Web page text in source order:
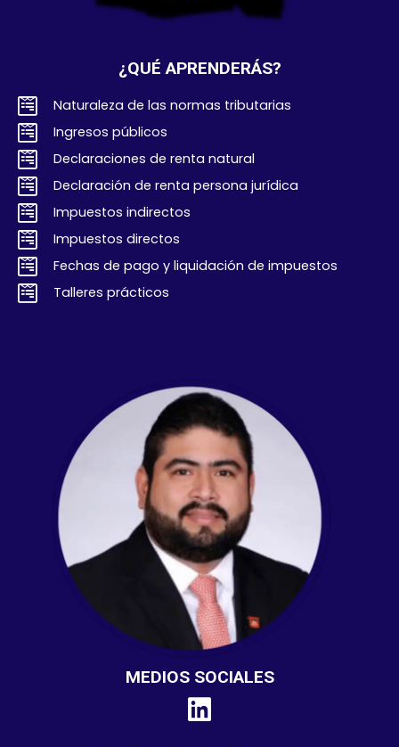
¿QUÉ APRENDERÁS?
Naturaleza de las normas tributarias
Ingresos públicos
Declaraciones de renta natural
Declaración de renta persona jurídica
Impuestos indirectos
Impuestos directos
Fechas de pago y liquidación de impuestos
Talleres prácticos
MEDIOS SOCIALES